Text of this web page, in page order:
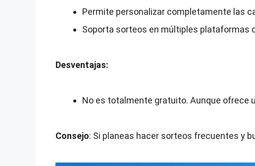
Permite personalizar completamente las
Soporta sorteos en múltiples plataformas
Desventajas:
No es totalmente gratuito. Aunque ofrece
Consejo: Si planeas hacer sorteos frecuentes y